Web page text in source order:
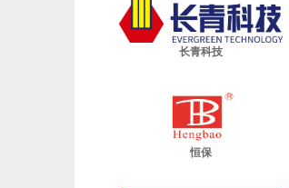
长青科技
恒保